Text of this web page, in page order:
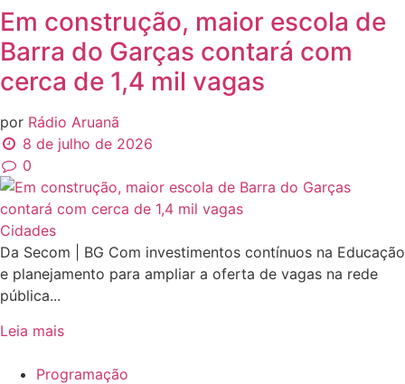
Em construção, maior escola de
Barra do Garças contará com
cerca de 1,4 mil vagas
por Rádio Aruanã
8 de julho de 2026
0
Cidades
Da Secom | BG Com investimentos contínuos na Educação
e planejamento para ampliar a oferta de vagas na rede
pública...
Leia mais
Programação